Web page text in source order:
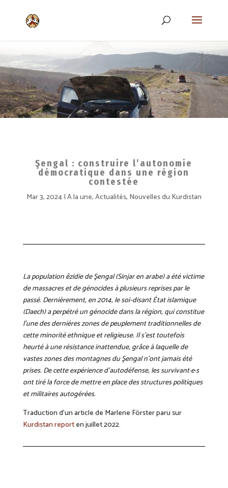
Şengal : construire l’autonomie
démocratique dans une région
contestée
Mar 3, 2024 A la une,Actualités, Nouvelles du Kurdistan
La population êzidiede Şengal (Sinjar en arabe) a été victime
de massacres et de génocides à plusieurs reprises par le
passé. Dernièrement, en 2014, le soi-disant État islamique
(Daech) a perpétré un génocide dans la région, qui constitue
l’une des dernières zones de peuplement traditionnelles de
cette minorité ethnique et religieuse. Il s’est toutefois
heurté à une résistance inattendue,grâce à laquellede
vastes zones des montagnes du Şengal n’ont jamais été
prises. Decetteexpérience d’autodéfense,les survivant·e·s
ont tiré la force de mettre en placedesstructures politiques
et militaires autogérées.
Traduction d’un article de Marlene Förster paru sur
Kurdistan reporten juillet 2022.